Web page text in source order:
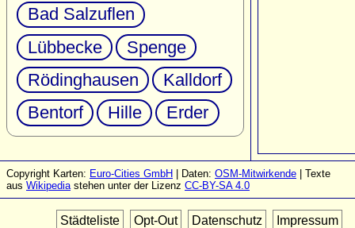
Bad Salzuflen
Lübbecke
Spenge
Rödinghausen
Kalldorf
Bentorf
Hille Erder
Copyright Karten: Euro-Cities GmbH | Daten: OSM-Mitwirkende | Texte
aus Wikipediastehen unter der Lizenz CC-BY-SA 4.0
Städteliste Opt-Out Datenschutz Impressum